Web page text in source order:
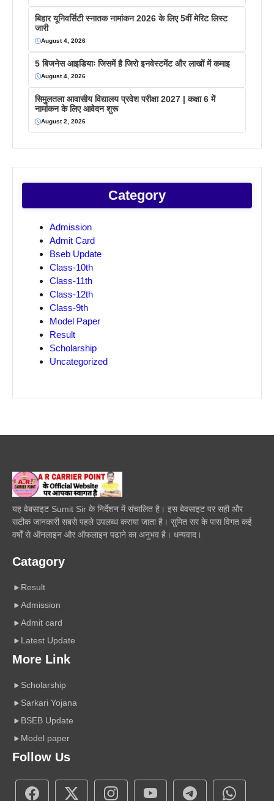
बिहार यूनिवर्सिटी स्नातक नामांकन 2026 के लिए 5वीं मेरिट लिस्ट
जारी
August 4, 2026
5 बिजनेस आइडियाः जिसमें है जिरो इनवेस्टमेंट और लाखों में कमाइ
August 4, 2026
सिमुलतला आवासीय विद्यालय प्रवेश परीक्षा 2027 | कक्षा 6 में
नामांकन के लिए आवेदन शुरू
August 2, 2026
Category
Admission
Admit Card
Bseb Update
Class-10th
Class-11th
Class-12th
Class-9th
Model Paper
Result
Scholarship
Uncategorized
यह वेबसाइट Sumit Sir के निर्देशन में संचालित है। इस बेवसाइट पर सही और
सटीक जानकारी सबसे पहले उपलब्ध कराया जाता है। सुमित सर के पास विगत कई
वर्षों से ऑनलाइन और ऑफलाइन पढाने का अनुभव है। धन्यवाद।
Catagory
Result
Admission
Admit card
Latest Update
More Link
Scholarship
Sarkari Yojana
BSEB Update
Model paper
Follow Us